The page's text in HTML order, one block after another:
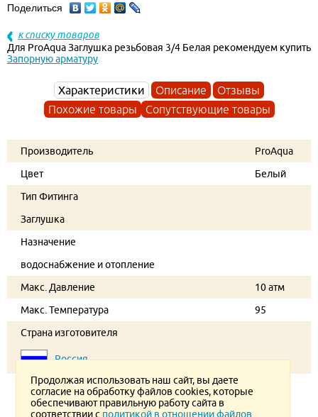
Поделиться
к списку товаров
Для ProAqua Заглушка резьбовая 3/4 Белая рекомендуем купить
Запорную арматуру
Характеристики Описание
Отзывы
Похожие товары
Сопутствующие товары
Производитель
ProAqua
Цвет
Белый
Тип Фитинга
Заглушка
Назначение
водоснабжение и отопление
Макс. Давление
10 атм
Макс. Температура
95
Страна изготовителя
Россия
Продолжая использовать наш сайт, вы даете
согласие на обработку файлов cookies, которые
обеспечивают правильную работу сайта в
соответствии с политикой в отношении файлов